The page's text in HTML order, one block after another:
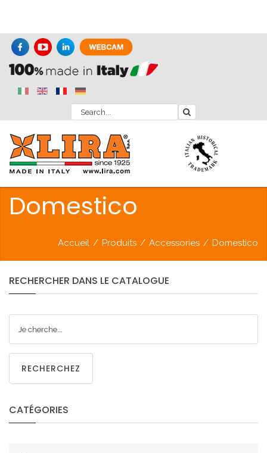
Domestico
Accueil / Produits / Accessories / Domestico
RECHERCHER DANS LE CATALOGUE
RECHERCHEZ
CATÉGORIES